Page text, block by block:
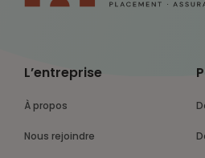
L’entreprise
À propos
Nous rejoindre